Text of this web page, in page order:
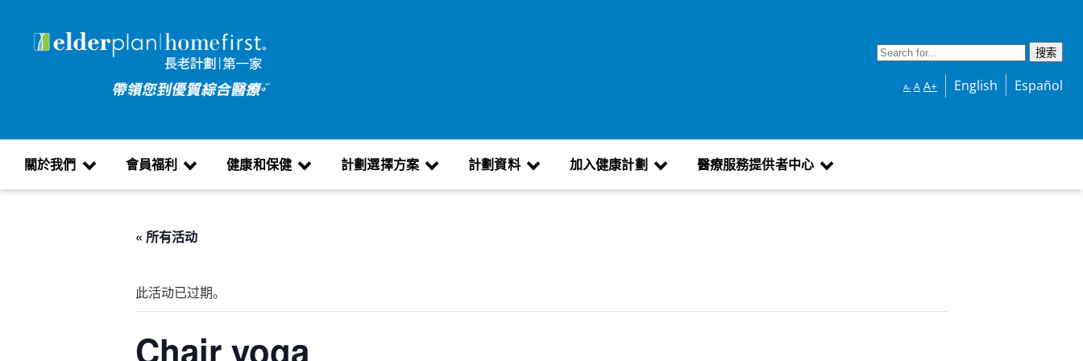
A- A A+ English Español
關於我們 會員福利 健康和保健 計劃選擇方案 計劃資料 加入健康計劃 醫療服務提供者中心
« 所有活动
此活动已过期。
Chair yoga